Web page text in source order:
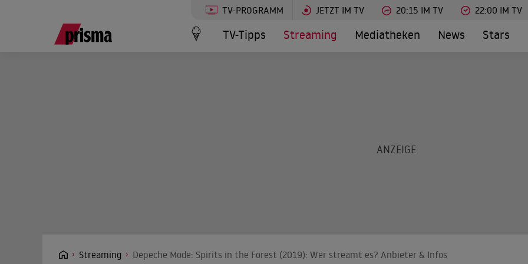
TV-PROGRAMM JETZT IM TV 20:15 IM TV 22:00 IM TV
TV-Tipps Streaming Mediatheken News Stars
Streaming Depeche Mode: Spirits in the Forest (2019): Wer streamt es? Anbieter & Infos